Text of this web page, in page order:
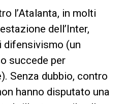
l’Atalanta, in molti
dell’Inter,
difensivismo (un
succede per
Senza dubbio, contro
hanno disputato una